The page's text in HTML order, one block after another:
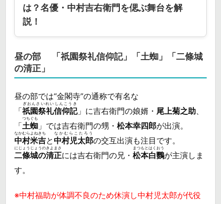
は？名優・中村吉右衛門を偲ぶ舞台を解
説！
昼の部 「祇園祭礼信仰記」「土蜘」「二條城
の清正」
昼の部では“金閣寺”の通称で有名な
「祇園祭礼信仰記
ぎおんさいれいしんこうき
」に吉右衛門の娘婿・ 尾上菊之助、
「土蜘
つちぐも
」では吉右衛門の甥・ 松本幸四郎が出演。
中村米吉
なかむらよねきち
と中村児太郎
なかむらこたろう
の交互出演も注目です。
二條城の清正
にじょうじょうのきよまさ
には吉右衛門の兄・ 松本白鸚
まつもとはくおう
が主演しま
す。
※中村福助が体調不良のため休演し中村児太郎が代役